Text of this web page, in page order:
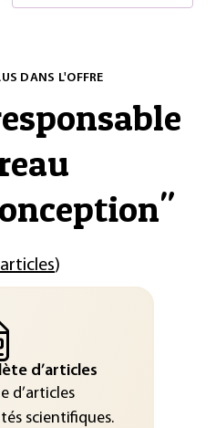
DANS L'OFFRE
"
)
d’articles
d’articles
scientifiques.